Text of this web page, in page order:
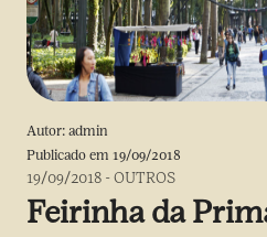
Autor: admin
Publicado em 19/09/2018
19/09/2018 -OUTROS
Feirinha da